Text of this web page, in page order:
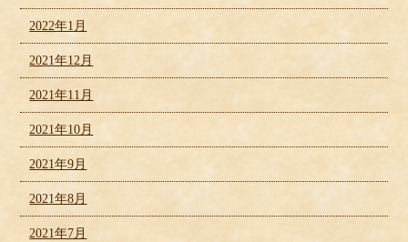
2022年1月
2021年12月
2021年11月
2021年10月
2021年9月
2021年8月
2021年7月